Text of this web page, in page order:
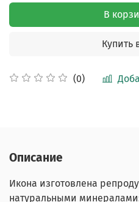
(0)
В
Купить
Описание
Икона изготовлена
натуральными